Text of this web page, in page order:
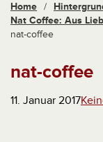
Home /
Nat Coffee: Aus
nat-coffee
nat-coffee
11. Januar 2017